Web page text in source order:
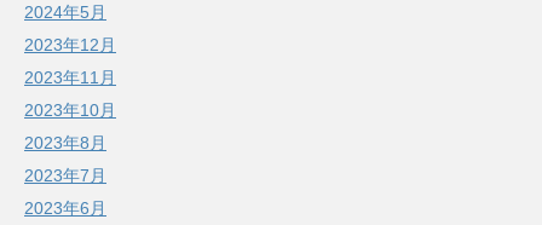
2024年5月
2023年12月
2023年11月
2023年10月
2023年8月
2023年7月
2023年6月